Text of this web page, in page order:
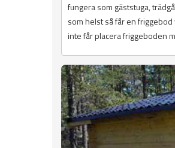
fungera som gäststuga,
som helst så får en
inte får placera friggeboden